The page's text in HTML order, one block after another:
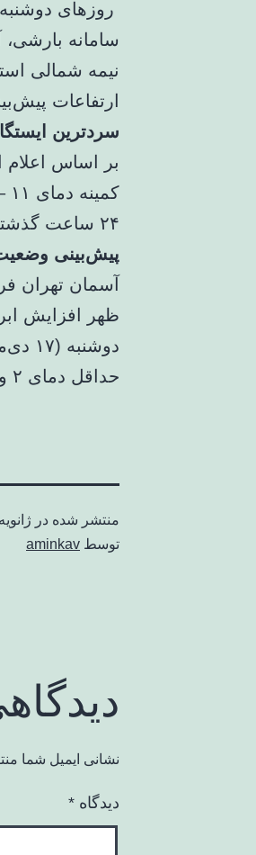
سامانه بارشی،
نیمه شمالی
ارتفاعات
سردترین ایستگاه‌های
بر اساس اعلام
۲۴ ساعت گذشته گزارش شده است.
پیش‌بینی
حداقل دمای ۲ و حداکثر دمای ۸ درجه سانتیگراد پیش‌بینی می‌شود.
منتشر شده در ژانویه 4, 2025
توسط aminkav
نشانی ایمیل شما
دیدگاه *